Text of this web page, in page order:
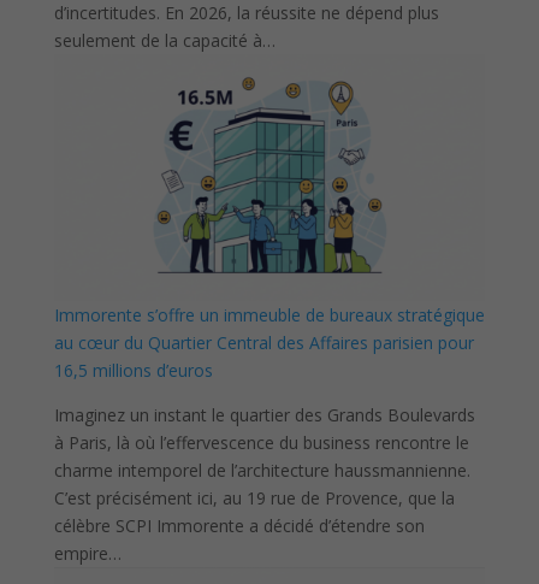
d’incertitudes. En 2026, la réussite ne dépend plus
seulement de la capacité à…
Immorente s’offre un immeuble de bureaux stratégique
au cœur du Quartier Central des Affaires parisien pour
16,5 millions d’euros
Imaginez un instant le quartier des Grands Boulevards
à Paris, là où l’effervescence du business rencontre le
charme intemporel de l’architecture haussmannienne.
C’est précisément ici, au 19 rue de Provence, que la
célèbre SCPI Immorente a décidé d’étendre son
empire…